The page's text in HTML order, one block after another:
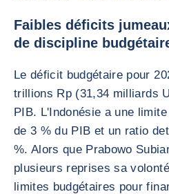
Faibles déficits
de discipline
Le déficit budgétaire pour
trillions Rp (31,34 milliards
PIB. L'Indonésie a une
de 3 % du PIB et un ratio
%. Alors que Prabowo
plusieurs reprises sa
limites budgétaires pour